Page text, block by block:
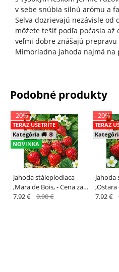
v sebe snúbia silnú arómu a
Selva dozrievajú nezávisle od
môžete tešiť podľa počasia až
veľmi dobre znášajú prepravu
Mimoriadna jahoda najmä na
Podobné produkty
Jahoda stáleplodiaca
,Mara de Bois, - Cena za
celé BALENIE ! [K-④]
TERAZ UŠETRÍTE
Kategória 🚚 ④
NOVINKA
- 20%
7.92 € 9.90 €
Jahoda
,Ostara
TERAZ
- 20%
7.92 €